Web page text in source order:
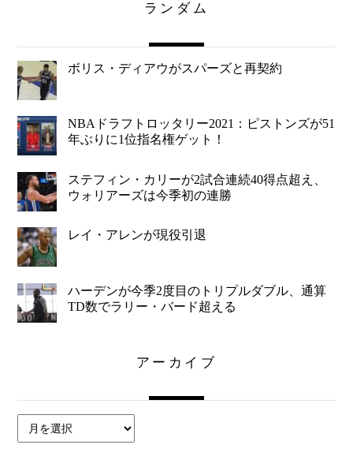
ランダム
ボリス・ディアウがスパーズと再契約
NBAドラフトロッタリー2021：ピストンズが51
年ぶりに1位指名権ゲット！
ステフィン・カリーが2試合連続40得点超え、
ウォリアーズは今季初の連勝
レイ・アレンが現役引退
ハーデンが今季2度目のトリプルダブル、通算
TD数でラリー・バード超える
アーカイブ
ー